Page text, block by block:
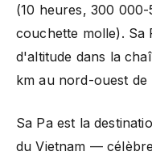
(10 heures, 300
couchette molle). Sa
d'altitude dans la
km au nord-ouest de
Sa Pa est la
du Vietnam —